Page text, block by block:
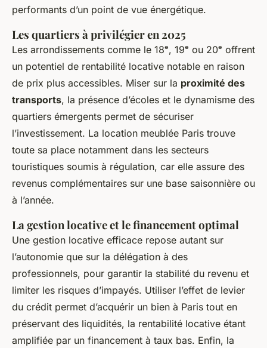
performants d’un point de vue énergétique.
Les quartiers à privilégier en 2025
Les arrondissements comme le 18ᵉ, 19ᵉ ou 20ᵉ offrent
un potentiel de rentabilité locative notable en raison
de prix plus accessibles. Miser sur la proximité des
transports, la présence d’écoles et le dynamisme des
quartiers émergents permet de sécuriser
l’investissement. La location meublée Paris trouve
toute sa place notamment dans les secteurs
touristiques soumis à régulation, car elle assure des
revenus complémentaires sur une base saisonnière ou
à l’année.
La gestion locative et le financement optimal
Une gestion locative efficace repose autant sur
l’autonomie que sur la délégation à des
professionnels, pour garantir la stabilité du revenu et
limiter les risques d’impayés. Utiliser l’effet de levier
du crédit permet d’acquérir un bien à Paris tout en
préservant des liquidités, la rentabilité locative étant
amplifiée par un financement à taux bas. Enfin, la